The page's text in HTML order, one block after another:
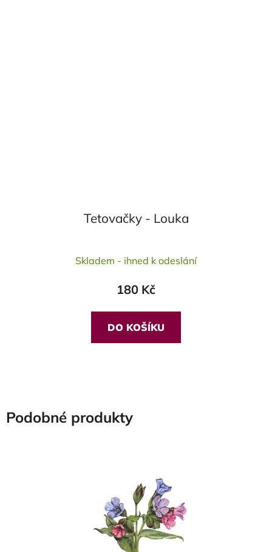
Tetovačky - Louka
Skladem - ihned k odeslání
180 Kč
DO KOŠÍKU
Podobné produkty